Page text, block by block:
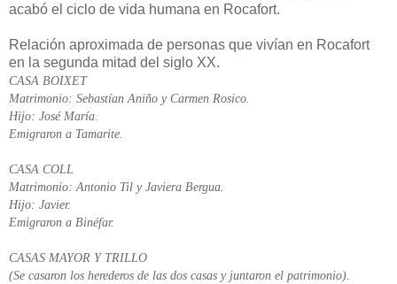
acabó el ciclo de vida humana en Rocafort.
Relación aproximada de personas que vivían en Rocafort
en la segunda mitad del siglo XX.
CASA BOIXET
Matrimonio: Sebastían Aniño y Carmen Rosico.
Hijo: José María.
Emigraron a Tamarite.
CASA COLL
Matrimonio: Antonio Til y Javiera Bergua.
Hijo: Javier.
Emigraron a Binéfar.
CASAS MAYOR Y TRILLO
(Se casaron los herederos de las dos casas y juntaron el patrimonio).